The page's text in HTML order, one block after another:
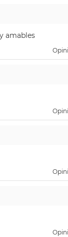
amables